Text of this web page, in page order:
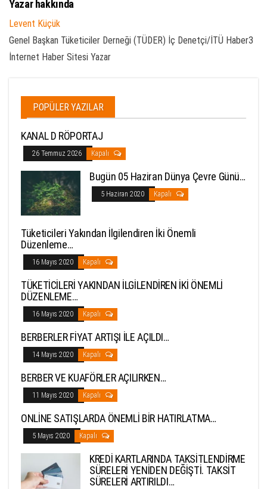
Yazar hakkında
Levent Küçük
Genel Başkan Tüketiciler Derneği (TÜDER) İç Denetçi/İTÜ Haber3
İnternet Haber Sitesi Yazar
POPÜLER YAZILAR
KANAL D RÖPORTAJ
26 Temmuz 2026 Kapalı
Bugün 05 Haziran Dünya Çevre Günü…
5 Haziran 2020 Kapalı
Tüketicileri Yakından İlgilendiren İki Önemli
Düzenleme…
16 Mayıs 2020 Kapalı
TÜKETİCİLERİ YAKINDAN İLGİLENDİREN İKİ ÖNEMLİ
DÜZENLEME…
16 Mayıs 2020 Kapalı
BERBERLER FİYAT ARTIŞI İLE AÇILDI…
14 Mayıs 2020 Kapalı
BERBER VE KUAFÖRLER AÇILIRKEN…
11 Mayıs 2020 Kapalı
ONLİNE SATIŞLARDA ÖNEMLİ BİR HATIRLATMA…
5 Mayıs 2020 Kapalı
KREDİ KARTLARINDA TAKSİTLENDİRME
SÜRELERİ YENİDEN DEĞİŞTİ. TAKSİT
SÜRELERİ ARTIRILDI…